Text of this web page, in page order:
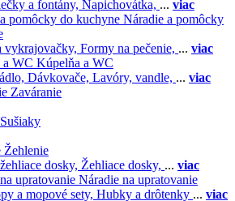
a fontány, Napichovátka, ... viac
Náradie a pomôcky
vykrajovačky, Formy na pečenie, ... viac
Kúpelňa a WC
Dávkovače, Lavóry, vandle, ... viac
Zaváranie
Sušiaky
Žehlenie
dosky, Žehliace dosky, ... viac
Náradie na upratovanie
a mopové sety, Hubky a drôtenky ... viac